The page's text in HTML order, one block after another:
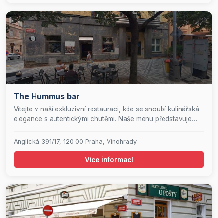
pohostinnosti a vynikajícího jídla.
The Hummus bar
Vítejte v naší exkluzivní restauraci, kde se snoubí kulinářská
elegance s autentickými chutěmi. Naše menu představuje
polévky a čerstvé saláty, vše připravené s důrazem na
kvalitu a detail. Přijďte a nechte se unést na gurmánskou
cestu, která potěší vaše smysly a pozvedne váš
gastronomický zážitek na novou úroveň.
Anglická 391/17, 120 00 Praha, Vinohrady
Více informací